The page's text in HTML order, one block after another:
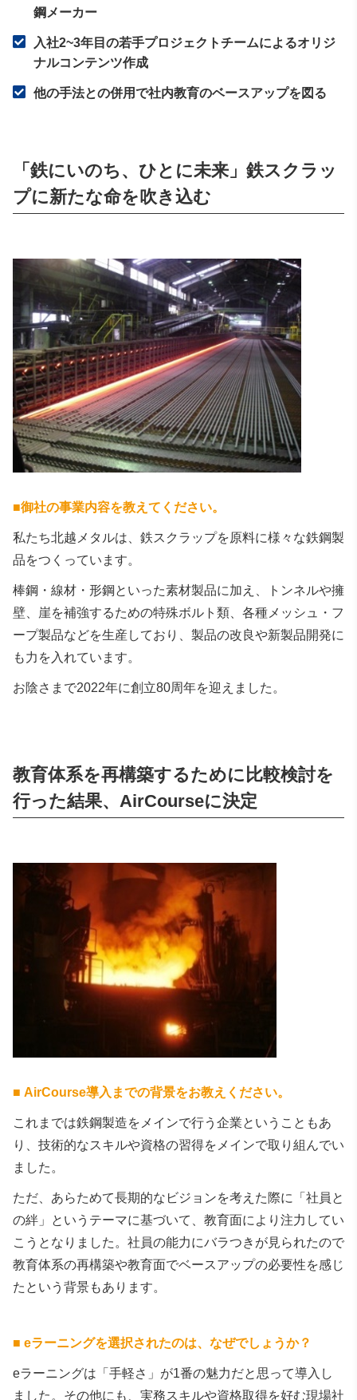
鋼メーカー
入社2~3年目の若手プロジェクトチームによるオリジ
ナルコンテンツ作成
他の手法との併用で社内教育のベースアップを図る
「鉄にいのち、ひとに未来」鉄スクラッ
プに新たな命を吹き込む
■御社の事業内容を教えてください。
私たち北越メタルは、鉄スクラップを原料に様々な鉄鋼製
品をつくっています。
棒鋼・線材・形鋼といった素材製品に加え、トンネルや擁
壁、崖を補強するための特殊ボルト類、各種メッシュ・フ
ープ製品などを生産しており、製品の改良や新製品開発に
も力を入れています。
お陰さまで2022年に創立80周年を迎えました。
教育体系を再構築するために比較検討を
行った結果、AirCourseに決定
■ AirCourse導入までの背景をお教えください。
これまでは鉄鋼製造をメインで行う企業ということもあ
り、技術的なスキルや資格の習得をメインで取り組んでい
ました。
ただ、あらためて長期的なビジョンを考えた際に「社員と
の絆」というテーマに基づいて、教育面により注力してい
こうとなりました。社員の能力にバラつきが見られたので
教育体系の再構築や教育面でベースアップの必要性を感じ
たという背景もあります。
■ eラーニングを選択されたのは、なぜでしょうか？
eラーニングは「手軽さ」が1番の魅力だと思って導入し
ました。その他にも、実務スキルや資格取得を好む現場社